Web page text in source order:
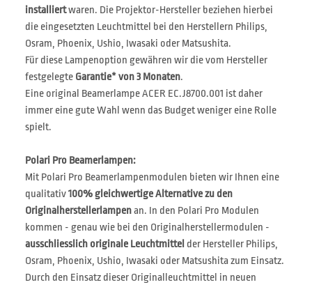
installiertwaren. Die Projektor-Hersteller beziehen hierbei
die eingesetzten Leuchtmittel bei den Herstellern Philips,
Osram, Phoenix, Ushio, Iwasaki oder Matsushita.
Für diese Lampenoption gewähren wir die vom Hersteller
festgelegte Garantie* von 3 Monaten.
Eine original Beamerlampe ACER EC.J8700.001 ist daher
immer eine gute Wahl wenn das Budget weniger eine Rolle
spielt.
Polari Pro Beamerlampen:
Mit Polari Pro Beamerlampenmodulen bieten wir Ihnen eine
qualitativ100% gleichwertige Alternative zu den
Originalherstellerlampenan. In den Polari Pro Modulen
kommen - genau wie bei den Originalherstellermodulen -
ausschliesslich originale Leuchtmittel der Hersteller Philips,
Osram, Phoenix, Ushio, Iwasaki oder Matsushita zum Einsatz.
Durch den Einsatz dieser Originalleuchtmittel in neuen